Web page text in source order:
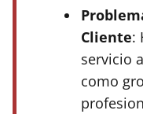
Cliente:
servicio
como